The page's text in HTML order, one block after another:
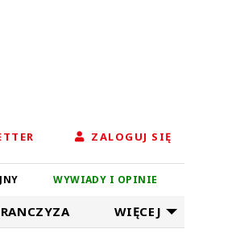
ZALOGUJ SIĘ
WYWIADY I OPINIE
WIĘCEJ